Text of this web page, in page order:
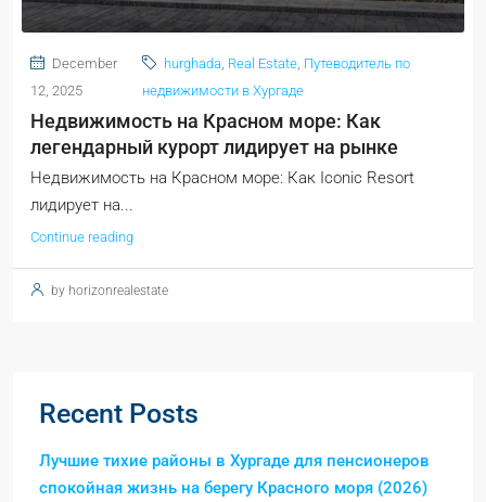
December
12, 2025
hurghada Real Estate, Путеводитель по
недвижимости в Хургаде
Недвижимость на Красном море: Как
легендарный курорт лидирует на рынке
Недвижимость на Красном море: Как Iconic Resort
лидирует на...
Continue reading
by horizonrealestate
Recent Posts
Лучшие тихие районы в Хургаде для пенсионеров
спокойная жизнь на берегу Красного моря (2026)